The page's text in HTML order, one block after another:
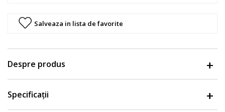
Salveaza in lista de favorite
Despre produs
Specificații